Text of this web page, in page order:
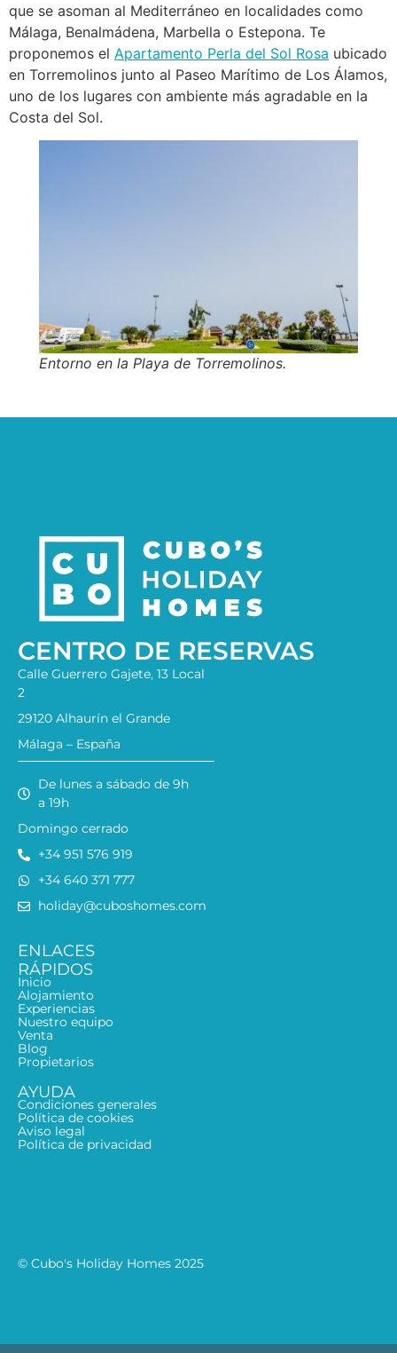
que se asoman al Mediterráneo en localidades como
Málaga, Benalmádena, Marbella o Estepona. Te
proponemos el Apartamento Perla del Sol Rosa ubicado
en Torremolinos junto al Paseo Marítimo de Los Álamos,
uno de los lugares con ambiente más agradable en la
Costa del Sol.
Entorno en la Playa de Torremolinos.
CENTRO DE RESERVAS
Calle Guerrero Gajete, 13 Local
2
29120 Alhaurín el Grande
Málaga – España
De lunes a sábado de 9h
a 19h
Domingo cerrado
+34 951 576 919
+34 640 371 777
holiday@cuboshomes.com
ENLACES
RÁPIDOS
Inicio
Alojamiento
Experiencias
Nuestro equipo
Venta
Blog
Propietarios
AYUDA
Condiciones generales
Política de cookies
Aviso legal
Política de privacidad
© Cubo's Holiday Homes 2025